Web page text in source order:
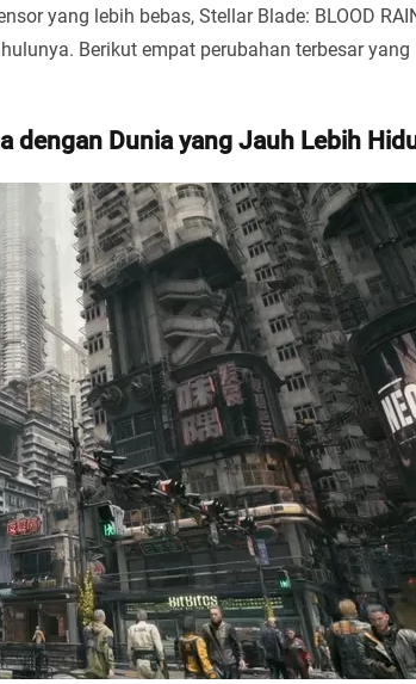
yang lebih bebas, Stellar Blade: BLOOD
Berikut empat perubahan terbesar yang
dengan Dunia yang Jauh Lebih